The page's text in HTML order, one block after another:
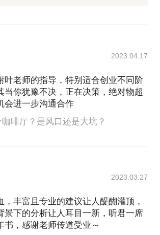
2023.04.17
叶老师的指导，特别适合创业不同阶
当你犹豫不决，正在决策，绝对物超
会进一步沟通合作
啡厅？是风口还是大坑？
2023.03.27
，丰富且专业的建议让人醍醐灌顶，
景下的分析让人耳目一新，听君一席
书，感谢老师传道受业～